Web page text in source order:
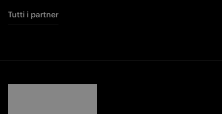
Tutti i partner